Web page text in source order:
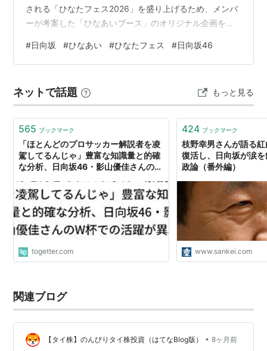
される「ひなたフェス2026」を盛り上げるため、メンバ
ーが考案した「ひなあいブース」のオリジナル企画をオ
バー自身の「シューマイつむつむ女王」などのエピソー
ドを交えつつ、ファン（おひさま）同士の交流や絆を深
ブースからメンバーのガヤ聞き分け、学力テストの黒歴
史展示、さらにはオードリー若林を巻き込んだ恐怖の聴
力検査シミュレーション…
#日向坂 #ひなあい #ひなたフェス #日向坂46
ネットで話題 もっと見る
565 ブックマーク
「ほとんどのプロサッカー解説者を凌
駕してるんじゃ」豊富な知識量と的確
な分析、日向坂46・影山優佳さんのW
togetter.com
424 ブックマーク
枝野幸男さんが語る
復活し、日向坂が涙
政論（番外編）
www.sankei.com
関連ブログ
【タイ株】のんびりタイ株投資（はてなBlog版） • 8ヶ月前